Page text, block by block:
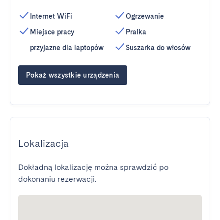
Internet WiFi
Miejsce pracy
przyjazne dla laptopów
Ogrzewanie
Pralka
Suszarka do włosów
Pokaż wszystkie urządzenia
Lokalizacja
Dokładną lokalizację można sprawdzić po
dokonaniu rezerwacji.